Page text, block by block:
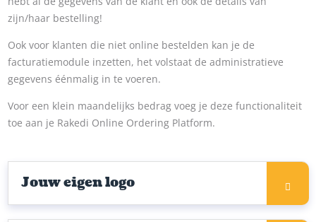
zijn/haar bestelling!
Ook voor klanten die niet online bestelden kan je de
facturatiemodule inzetten, het volstaat de administratieve
gegevens éénmalig in te voeren.
Voor een klein maandelijks bedrag voeg je deze functionaliteit
toe aan je Rakedi Online Ordering Platform.
Jouw eigen logo